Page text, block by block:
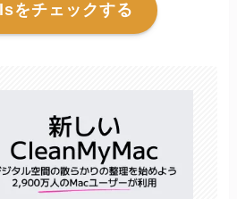
をチェックする